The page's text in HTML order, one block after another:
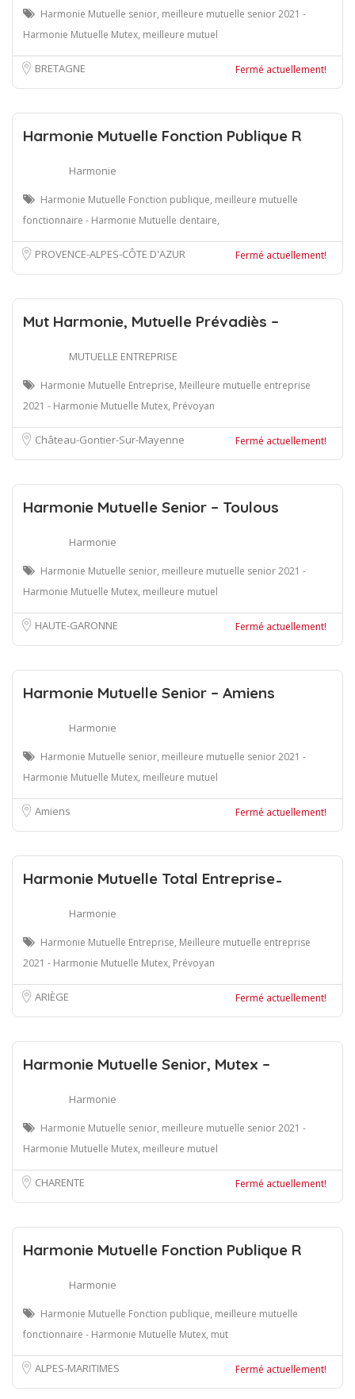
Harmonie Mutuelle senior, meilleure mutuelle senior 2021 -
Harmonie Mutuelle Mutex, meilleure mutuel
BRETAGNE Fermé actuellement!
Harmonie Mutuelle Fonction Publique R
Harmonie
Harmonie Mutuelle Fonction publique, meilleure mutuelle
fonctionnaire - Harmonie Mutuelle dentaire,
PROVENCE-ALPES-CÔTE D'AZUR Fermé actuellement!
Mut Harmonie, Mutuelle Prévadiès –
MUTUELLE ENTREPRISE
Harmonie Mutuelle Entreprise, Meilleure mutuelle entreprise
2021 - Harmonie Mutuelle Mutex, Prévoyan
Château-Gontier-Sur-Mayenne Fermé actuellement!
Harmonie Mutuelle Senior – Toulous
Harmonie
Harmonie Mutuelle senior, meilleure mutuelle senior 2021 -
Harmonie Mutuelle Mutex, meilleure mutuel
HAUTE-GARONNE Fermé actuellement!
Harmonie Mutuelle Senior – Amiens
Harmonie
Harmonie Mutuelle senior, meilleure mutuelle senior 2021 -
Harmonie Mutuelle Mutex, meilleure mutuel
Amiens Fermé actuellement!
Harmonie Mutuelle Total Entreprise ̵
Harmonie
Harmonie Mutuelle Entreprise, Meilleure mutuelle entreprise
2021 - Harmonie Mutuelle Mutex, Prévoyan
ARIÈGE Fermé actuellement!
Harmonie Mutuelle Senior, Mutex –
Harmonie
Harmonie Mutuelle senior, meilleure mutuelle senior 2021 -
Harmonie Mutuelle Mutex, meilleure mutuel
CHARENTE Fermé actuellement!
Harmonie Mutuelle Fonction Publique R
Harmonie
Harmonie Mutuelle Fonction publique, meilleure mutuelle
fonctionnaire - Harmonie Mutuelle Mutex, mut
ALPES-MARITIMES Fermé actuellement!